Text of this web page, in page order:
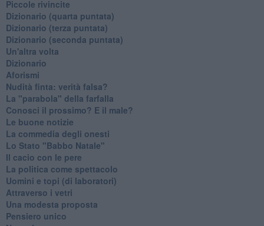
Piccole rivincite
​Dizionario (quarta puntata)
​Dizionario (terza puntata)
​Dizionario (seconda puntata)
Un'altra volta
Dizionario
Aforismi
Nudità finta: verità falsa?
La "parabola" della farfalla
Conosci il prossimo? E il male?
Le buone notizie
La commedia degli onesti
Lo Stato "Babbo Natale"
Il cacio con le pere
La politica come spettacolo
Uomini e topi (di laboratori)
Attraverso i vetri
Una modesta proposta
Pensiero unico